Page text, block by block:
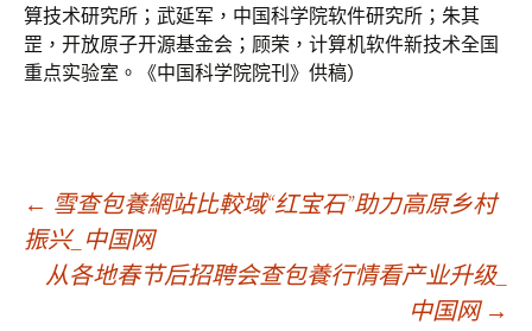
算技术研究所；武延军，中国科学院软件研究所；朱其
罡，开放原子开源基金会；顾荣，计算机软件新技术全国
重点实验室。《中国科学院院刊》供稿）
文
章
← 雪查包養網站比較域“红宝石”助力高原乡村
振兴_中国网
从各地春节后招聘会查包養行情看产业升级_
中国网 →